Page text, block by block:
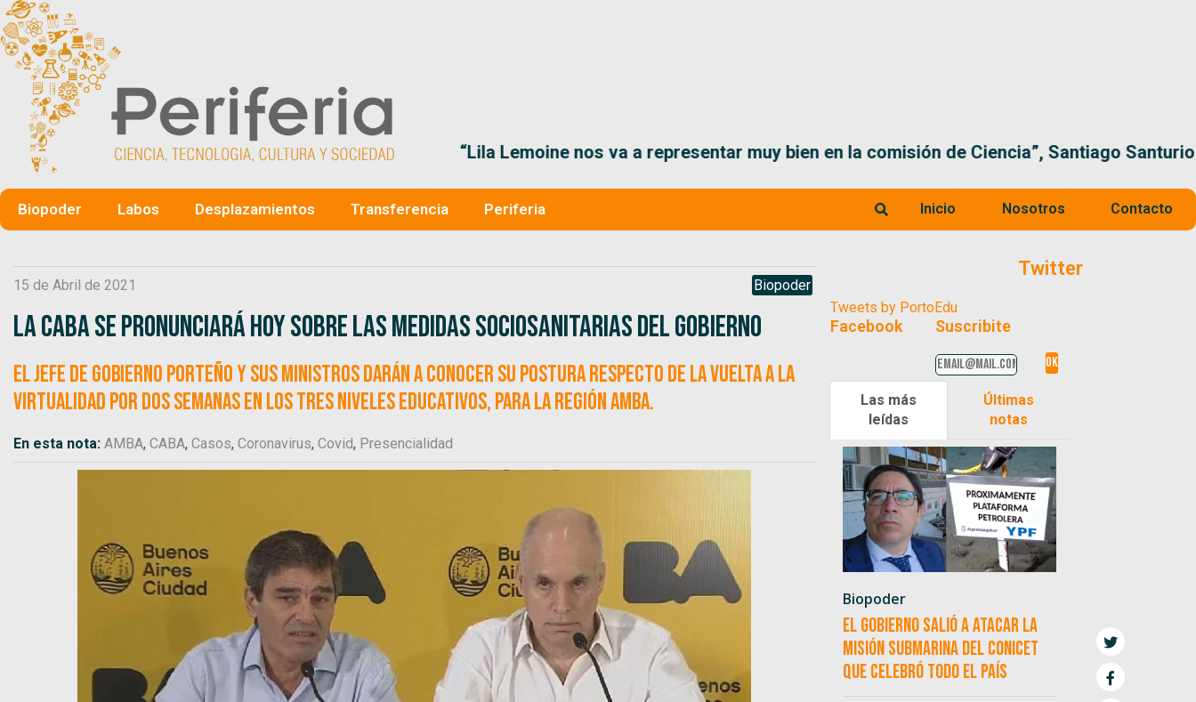
“Lila Lemoine nos va a representar muy bien en la comisión de Ciencia”, Santiago Santurio
Biopoder Labos Desplazamientos Transferencia Periferia Inicio Nosotros Contacto
15 de Abril de 2021 Biopoder
La CABA se pronunciará hoy sobre las medidas sociosanitarias del Gobierno
El jefe de Gobierno porteño y sus ministros darán a conocer su postura respecto de la vuelta a la
virtualidad por dos semanas en los tres niveles educativos, para la región AMBA.
En esta nota: AMBA, CABA, Casos, Coronavirus, Covid, Presencialidad
Twitter
Tweets by PortoEdu
Facebook Suscribite
Las más
leídas
Últimas
notas
Biopoder
El Gobierno salió a atacar la
misión submarina del CONICET
que celebró todo el país